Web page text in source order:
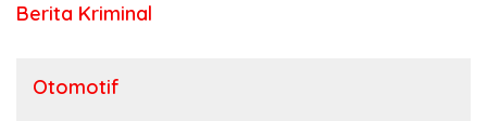
Berita Kriminal
Otomotif